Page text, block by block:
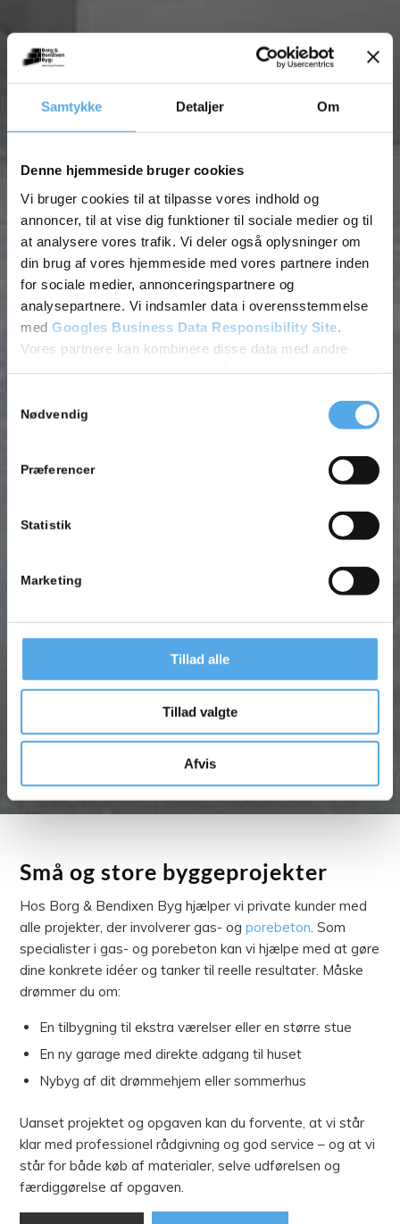
Samtykke Detaljer Om
Denne hjemmeside bruger cookies
Vi bruger cookies til at tilpasse vores indhold og
annoncer, til at vise dig funktioner til sociale medier og til
at analysere vores trafik. Vi deler også oplysninger om
din brug af vores hjemmeside med vores partnere inden
for sociale medier, annonceringspartnere og
analysepartnere. Vi indsamler data i overensstemmelse
med Googles Business Data Responsibility Site
Vores partnere kan kombinere disse data med andre
Nødvendig
Præferencer
Statistik
Marketing
Tillad alle
Tillad valgte
Afvis
Små og store byggeprojekter
Hos Borg & Bendixen Byg hjælper vi private kunder med
alle projekter, der involverer gas- ogporebeton . Som
specialister i gas- og porebeton kan vi hjælpe med at gøre
dine konkrete idéer og tanker til reelle resultater. Måske
drømmer du om:
En tilbygning til ekstra værelser eller en større stue
En ny garage med direkte adgang til huset
Nybyg af dit drømmehjem eller sommerhus
Uanset projektet og opgaven kan du forvente, at vi står
klar med professionel rådgivning og god service – og at vi
står for både køb af materialer, selve udførelsen og
færdiggørelse af opgaven.